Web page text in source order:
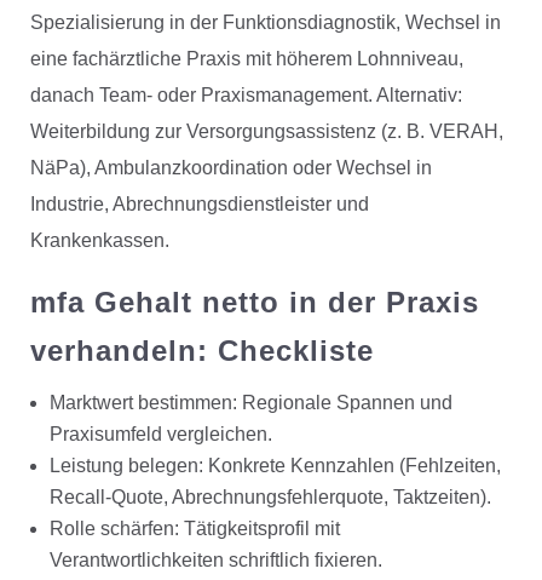
Spezialisierung in der Funktionsdiagnostik, Wechsel in
eine fachärztliche Praxis mit höherem Lohnniveau,
danach Team- oder Praxismanagement. Alternativ:
Weiterbildung zur Versorgungsassistenz (z. B. VERAH,
NäPa), Ambulanzkoordination oder Wechsel in
Industrie, Abrechnungsdienstleister und
Krankenkassen.
mfa Gehalt netto in der Praxis
verhandeln: Checkliste
Marktwert bestimmen: Regionale Spannen und
Praxisumfeld vergleichen.
Leistung belegen: Konkrete Kennzahlen (Fehlzeiten,
Recall-Quote, Abrechnungsfehlerquote, Taktzeiten).
Rolle schärfen: Tätigkeitsprofil mit
Verantwortlichkeiten schriftlich fixieren.